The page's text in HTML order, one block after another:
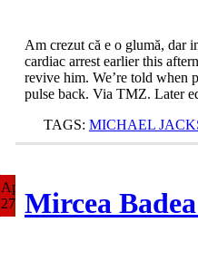
Am crezut că e o glumă, dar
cardiac arrest earlier this
revive him. We’re told when
pulse back. Via TMZ. Later
TAGS: MICHAEL
Apr
27 Mircea